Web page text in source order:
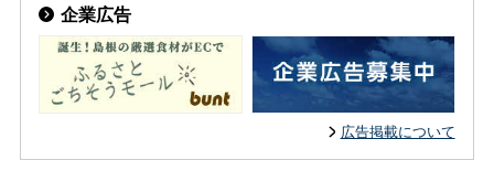
企業広告
広告掲載について